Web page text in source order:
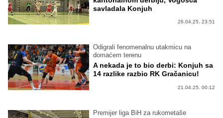
savladala Konjuh
26.04.25. 23:51
Odigrali fenomenalnu utakmicu na
domaćem terenu
A nekada je to bio derbi: Konjuh sa
14 razlike razbio RK Gračanicu!
21.04.25. 00:12
Premijer liga BiH za rukometaše